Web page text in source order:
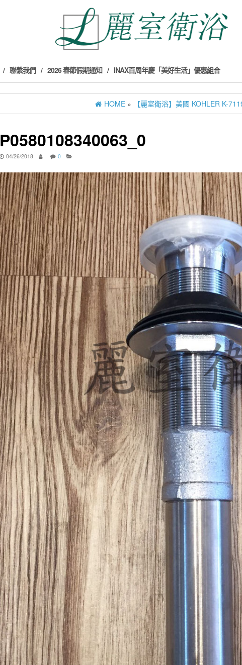
聯繫我們 2026 春節假期通知 INAX百周年慶「美好生活」優惠組合
HOME » 【麗室衛浴】美國 KOHLER K-
P0580108340063_0
04/26/2018 0